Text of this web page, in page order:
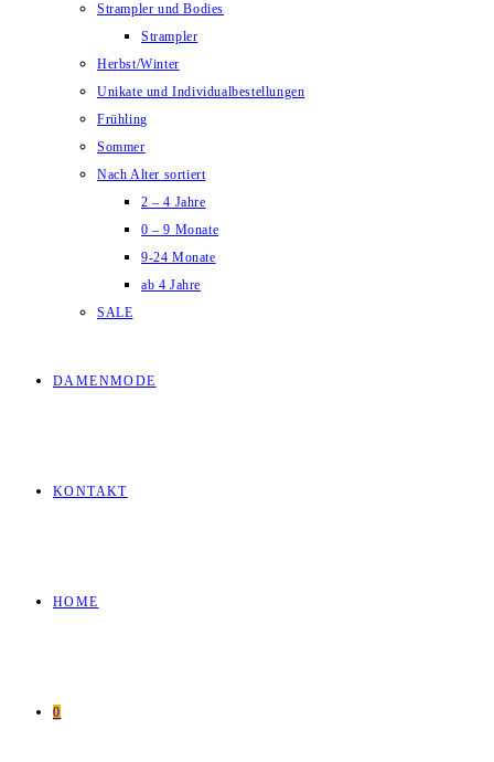
Strampler und Bodies
Strampler
Herbst/Winter
Unikate und Individualbestellungen
Frühling
Sommer
Nach Alter sortiert
2 – 4 Jahre
0 – 9 Monate
9-24 Monate
ab 4 Jahre
SALE
DAMENMODE
KONTAKT
HOME
0